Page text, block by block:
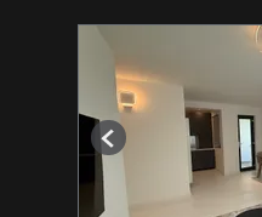
Previous